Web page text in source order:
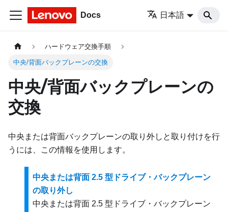
Docs 日本語
ハードウェア交換手順
中央/背面バックプレーンの交換
中央/背面バックプレーンの
交換
中央または背面バックプレーンの取り外しと取り付けを行
うには、この情報を使用します。
中央または背面 2.5 型ドライブ・バックプレーン
の取り外し
中央または背面 2.5 型ドライブ・バックプレーン